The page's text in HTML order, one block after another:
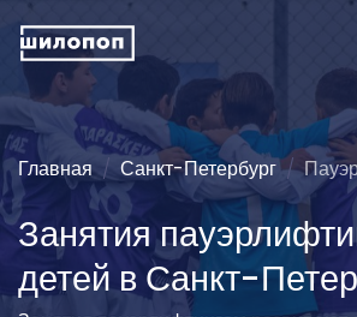
Главная Санкт-Петербург
Занятия
детей в Санкт-